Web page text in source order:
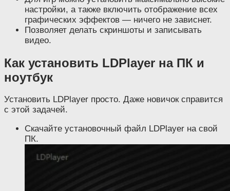
настройки, а также включить отображение всех
графических эффектов — ничего не зависнет.
Позволяет делать скриншоты и записывать
видео.
Как установить LDPlayer на ПК и
ноутбук
Установить LDPlayer просто. Даже новичок справится
с этой задачей.
Скачайте установочный файл LDPlayer на свой
ПК.